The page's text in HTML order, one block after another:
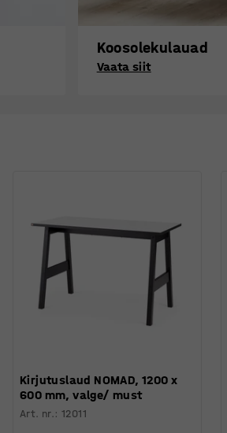
Koosolekulauad
Vaata siit
Kirjutuslaud NOMAD, 1200 x
600 mm, valge/ must
Art. nr.:12011